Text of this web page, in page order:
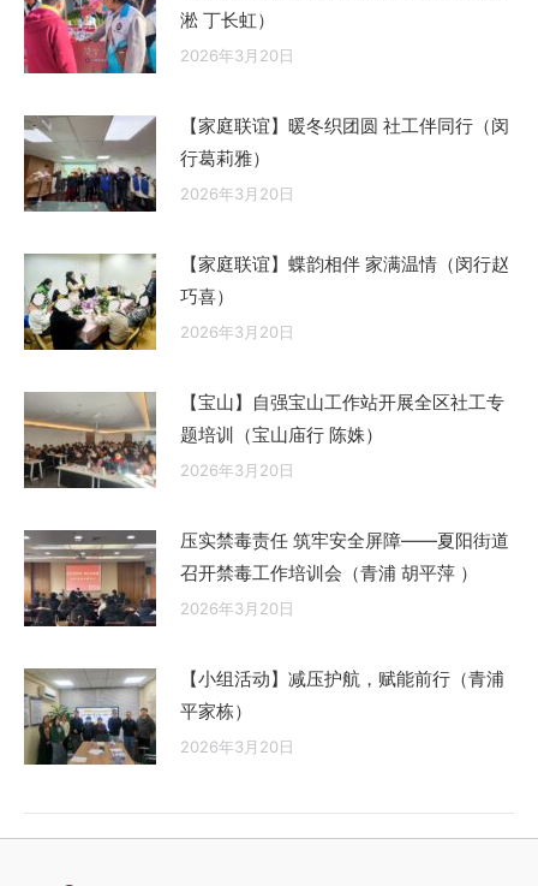
淞 丁长虹）
2026年3月20日
【家庭联谊】暖冬织团圆 社工伴同行（闵
行葛莉雅）
2026年3月20日
【家庭联谊】蝶韵相伴 家满温情（闵行赵
巧喜）
2026年3月20日
【宝山】自强宝山工作站开展全区社工专
题培训（宝山庙行 陈姝）
2026年3月20日
压实禁毒责任 筑牢安全屏障——夏阳街道
召开禁毒工作培训会（青浦 胡平萍 ）
2026年3月20日
【小组活动】减压护航，赋能前行（青浦
平家栋）
2026年3月20日